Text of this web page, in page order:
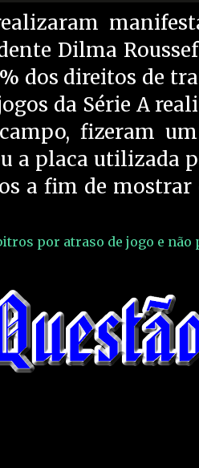
Dilma
dos direitos de
da Série A
fizeram
a placa utilizada
a fim de mostrar
por atraso de jogo e